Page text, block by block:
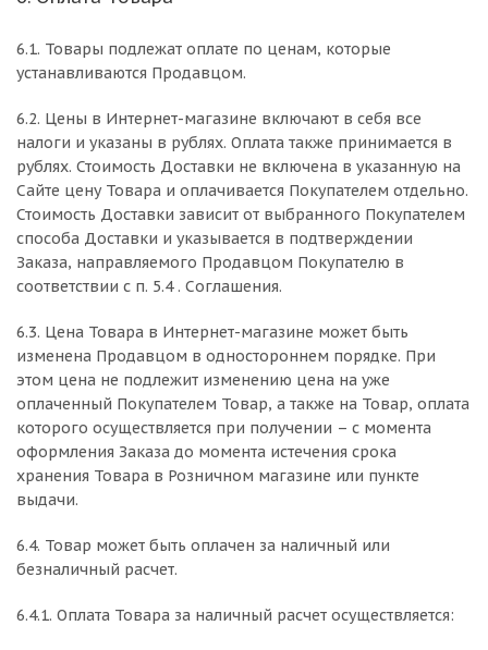
6.1. Товары подлежат оплате по ценам, которые
устанавливаются Продавцом.
6.2. Цены в Интернет-магазине включают в себя все
налоги и указаны в рублях. Оплата также принимается в
рублях. Стоимость Доставки не включена в указанную на
Сайте цену Товара и оплачивается Покупателем отдельно.
Стоимость Доставки зависит от выбранного Покупателем
способа Доставки и указывается в подтверждении
Заказа, направляемого Продавцом Покупателю в
соответствии с п. 5.4 . Соглашения.
6.3. Цена Товара в Интернет-магазине может быть
изменена Продавцом в одностороннем порядке. При
этом цена не подлежит изменению цена на уже
оплаченный Покупателем Товар, а также на Товар, оплата
которого осуществляется при получении – с момента
оформления Заказа до момента истечения срока
хранения Товара в Розничном магазине или пункте
выдачи.
6.4. Товар может быть оплачен за наличный или
безналичный расчет.
6.4.1. Оплата Товара за наличный расчет осуществляется: